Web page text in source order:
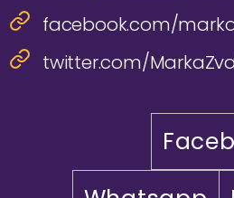
facebook.com/
twitter.com/